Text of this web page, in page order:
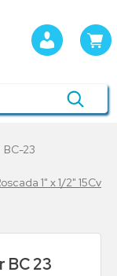
BC-23
1" x 1/2" 15Cv
BC 23